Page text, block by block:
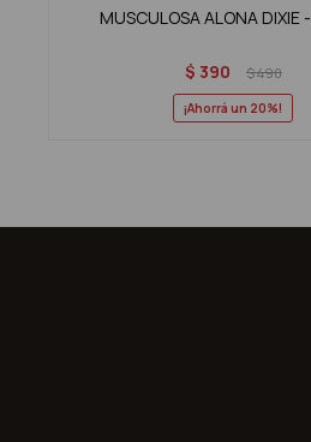
MUSCULOSA ALONA DIXIE
$ 390 $490
20